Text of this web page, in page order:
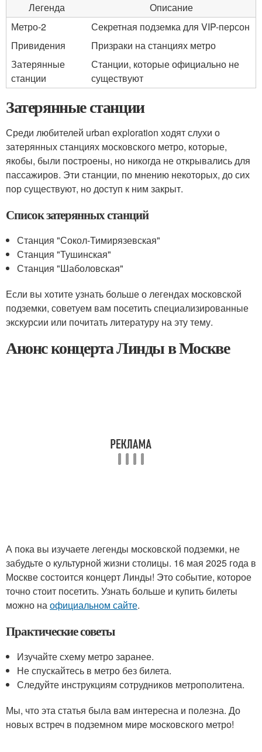
Легенда
Описание
Метро-2
Секретная подземка для VIP-персон
Привидения
Призраки на станциях метро
Затерянные
станции
Станции, которые официально не
существуют
Затерянные станции
Среди любителей urban exploration ходят слухи о
затерянных станциях московского метро, которые,
якобы, были построены, но никогда не открывались для
пассажиров. Эти станции, по мнению некоторых, до сих
пор существуют, но доступ к ним закрыт.
Список затерянных станций
Станция "Сокол-Тимирязевская"
Станция "Тушинская"
Станция "Шаболовская"
Если вы хотите узнать больше о легендах московской
подземки, советуем вам посетить специализированные
экскурсии или почитать литературу на эту тему.
Анонс концерта Линды в Москве
А пока вы изучаете легенды московской подземки, не
забудьте о культурной жизни столицы. 16 мая 2025 года в
Москве состоится концерт Линды! Это событие, которое
точно стоит посетить. Узнать больше и купить билеты
можно наофициальном сайте.
Практические советы
Изучайте схему метро заранее.
Не спускайтесь в метро без билета.
Следуйте инструкциям сотрудников метрополитена.
Мы, что эта статья была вам интересна и полезна. До
новых встреч в подземном мире московского метро!